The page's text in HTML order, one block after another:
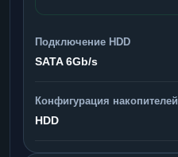
Подключение HDD
SATA 6Gb/s
Конфигурация накопителей
HDD